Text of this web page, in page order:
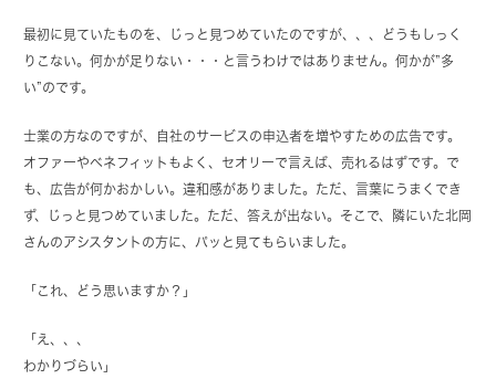
最初に見ていたものを、じっと見つめていたのですが、、、どうもしっく
りこない。何かが足りない・・・と言うわけではありません。何かが”多
い”のです。
士業の方なのですが、自社のサービスの申込者を増やすための広告です。
オファーやベネフィットもよく、セオリーで言えば、売れるはずです。で
も、広告が何かおかしい。違和感がありました。ただ、言葉にうまくでき
ず、じっと見つめていました。ただ、答えが出ない。そこで、隣にいた北岡
さんのアシスタントの方に、パッと見てもらいました。
「これ、どう思いますか？」
「え、、、
わかりづらい」